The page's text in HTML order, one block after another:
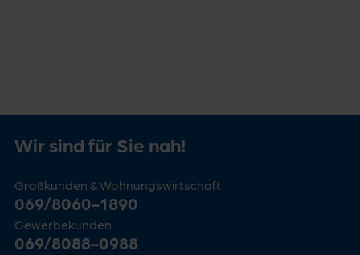
Wir sind für Sie nah!
Großkunden & Wohnungswirtschaft
069/8060-1890
Gewerbekunden
069/8088-0988